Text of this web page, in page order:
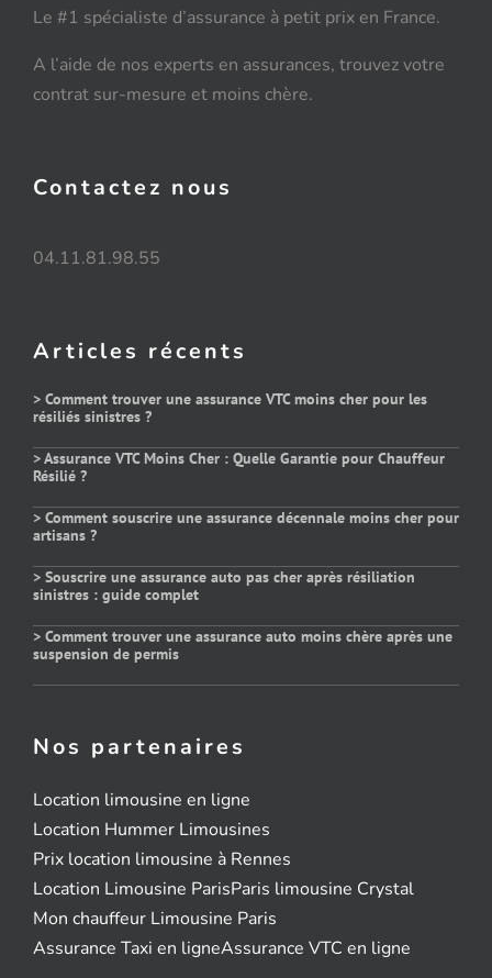
Le #1 spécialiste d’assurance à petit prix en France.
A l’aide de nos experts en assurances, trouvez votre
contrat sur-mesure et moins chère.
Articles récents
> Comment trouver une assurance VTC moins cher pour les
résiliés sinistres ?
> Assurance VTC Moins Cher : Quelle Garantie pour Chauffeur
Résilié ?
> Comment souscrire une assurance décennale moins cher pour
artisans ?
> Souscrire une assurance auto pas cher après résiliation
sinistres : guide complet
> Comment trouver une assurance auto moins chère après une
suspension de permis
Contactez nous
04.11.81.98.55
Nos partenaires
Location limousine en ligne
Location Hummer Limousines
Prix location limousine à Rennes
Location Limousine ParisParis limousine Crystal
Mon chauffeur Limousine Paris
Assurance Taxi en ligneAssurance VTC en ligne